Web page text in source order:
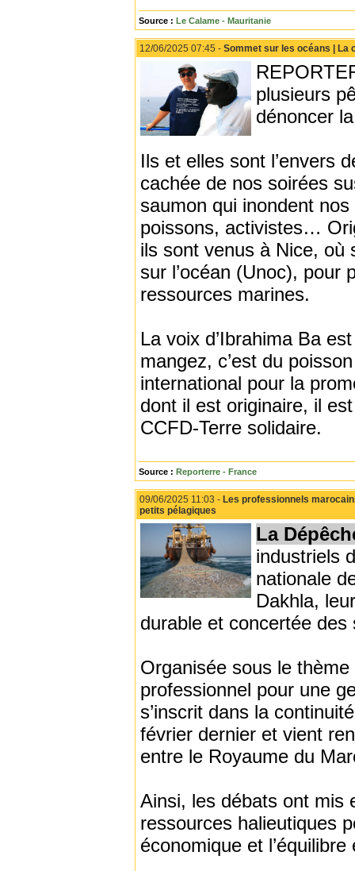
Source : Le Calame - Mauritanie
12/06/2025 07:45 - Sommet sur les océans | La
plusieurs
dénoncer
Ils et elles sont l’envers
cachée de nos soirées
saumon qui inondent
poissons, activistes…
ils sont venus à Nice, où
sur l’océan (Unoc), pour
ressources marines.
La voix d’Ibrahima Ba
mangez, c’est du
international pour la
dont il est originaire, il
CCFD-Terre solidaire.
Source : Reporterre - France
09/06/2025 11:03 - Les professionnels
petits pélagiques
La
industriels
nationale
Dakhla,
durable et concertée
Organisée sous le thème
professionnel pour une
s’inscrit dans la
février dernier et vient
entre le Royaume du
Ainsi, les débats ont mis
ressources halieutiques
économique et